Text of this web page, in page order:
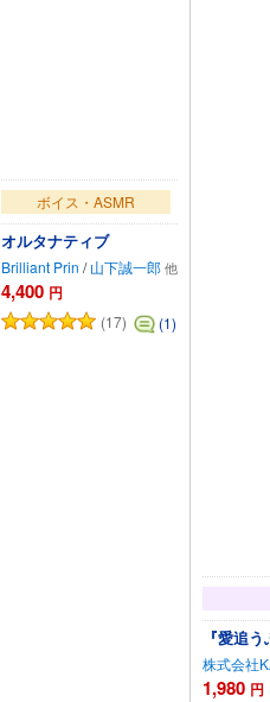
ボイス・ASMR
オルタナティブ
Brilliant Prin / 山下誠一郎
4,400 円
(17) (1)
『愛追
株式会社
1,980 円